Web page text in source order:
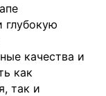
глубокую
качества и
как
так и